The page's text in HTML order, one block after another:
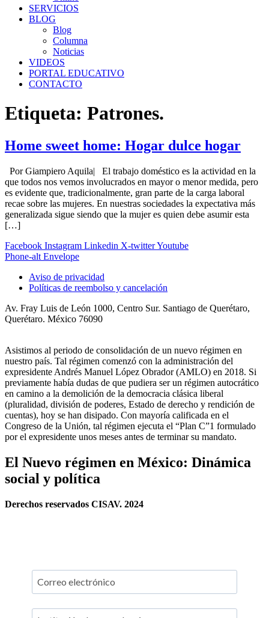
SERVICIOS
BLOG
Blog
Columna
Noticias
VIDEOS
PORTAL EDUCATIVO
CONTACTO
Etiqueta: Patrones.
Home sweet home: Hogar dulce hogar
Por Giampiero Aquila| El trabajo doméstico es la actividad en la
que todos nos vemos involucrados en mayor o menor medida, pero
es evidente que, tradicionalmente, gran parte de la carga laboral
recae sobre las mujeres. En nuestras sociedades la expectativa más
generalizada sigue siendo que la mujer es quien debe asumir esta
[…]
Facebook Instagram Linkedin X-twitterYoutube
Phone-alt Envelope
Aviso de privacidad
Políticas de reembolso y cancelación
Av. Fray Luis de León 1000, Centro Sur. Santiago de Querétaro,
Querétaro. México 76090
Asistimos al periodo de consolidación de un nuevo régimen en
nuestro país. Tal régimen comenzó con la administración del
expresidente Andrés Manuel López Obrador (AMLO) en 2018. Si
previamente había dudas de que pudiera ser un régimen autocrático
en camino a la demolición de la democracia clásica liberal
(pluralidad, división de poderes, Estado de derecho y rendición de
cuentas), hoy se han disipado. Con mayoría calificada en el
Congreso de la Unión, tal régimen ejecuta el “Plan C”1 formulado
por el expresidente unos meses antes de terminar su mandato.
El Nuevo régimen en México: Dinámica
social y política
Derechos reservados CISAV. 2024